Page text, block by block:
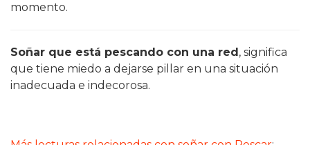
momento.
Soñar que está pescando con una red , significa
que tiene miedo a dejarse pillar en una situación
inadecuada e indecorosa.